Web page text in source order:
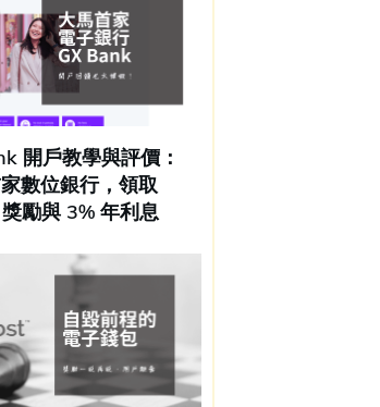
開戶教學與評價：
數位銀行，領取
勵與 3% 年利息